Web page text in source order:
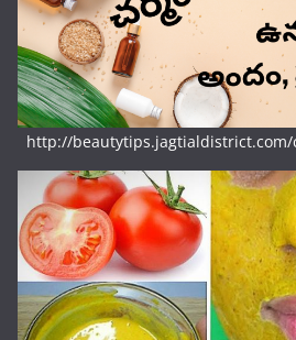
http://